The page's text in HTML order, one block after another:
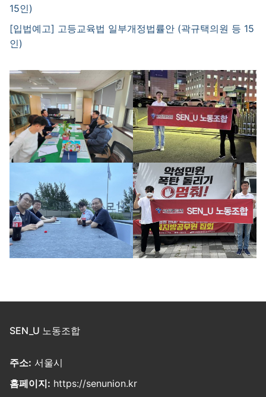
15인)
[입법예고] 고등교육법 일부개정법률안 (곽규택의원 등 15
인)
SEN_U 노동조합
주소: 서울시
홈페이지: https://senunion.kr